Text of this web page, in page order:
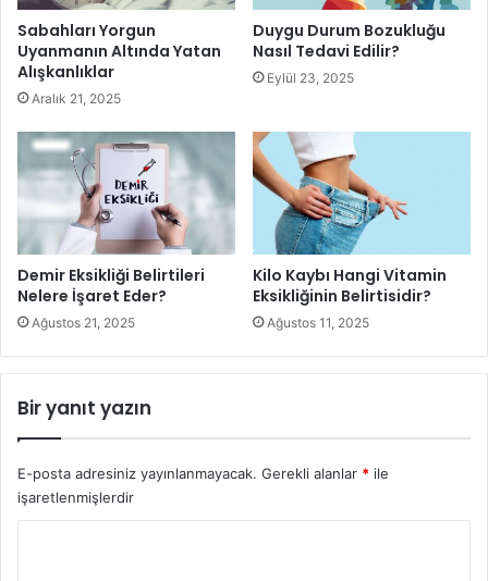
Glikojen depolarını stoklamak
Kasları aşınma ve yıpranmadan kurtulmalarına
yardımcı olmak
Daha fazla kas oluşturmak
Kas protein yıkımını azaltmak
Antrenman sonrası yemeklerin tüm avantajlarından
yararlanmak için ne yiyeceğinizi bilmek de önemlidir.
Genel olarak, yemeğinize karbonhidrat, protein ve yağ
eklemelisiniz. Bu yiyecek gruplarının her birinin vücudu
nasıl etkilediğini görelim.
Sabahları Yorgun
Uyanmanın Altında Yatan
Alışkanlıklar
Aralık 21, 2025
Duygu Durum Bozukluğu
Nasıl Tedavi Edilir?
Eylül 23, 2025
Demir Eksikliği Belirtileri
Nelere İşaret Eder?
Ağustos 21, 2025
Kilo Kaybı Hangi Vitamin
Eksikliğinin Belirtisidir?
Ağustos 11, 2025
Bir yanıt yazın
E-posta adresiniz yayınlanmayacak. Gerekli alanlar * ile
işaretlenmişlerdir